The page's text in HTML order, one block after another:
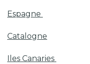
Espagne
Catalogne
Iles Canaries